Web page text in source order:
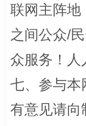
联网主阵地
之间公众/
众服务！人
七、参与本
有意见请向